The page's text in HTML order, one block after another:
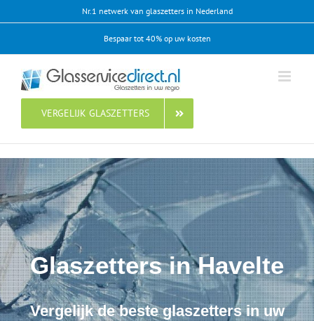
naar
Nr.1 netwerk van glaszetters in Nederland
Bespaar tot 40% op uw kosten
VERGELIJK GLASZETTERS
Glaszetters in Havelte
Vergelijk de beste glaszetters in uw